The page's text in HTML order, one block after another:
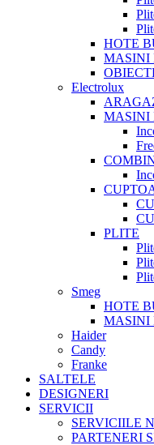
HOTE
MASINI
Electrolux
MASINI
PLITE
Smeg
HOTE
MASINI
Haider
Candy
Franke
SALTELE
DESIGNERI
SERVICII
SERVICIILE
PARTENERI